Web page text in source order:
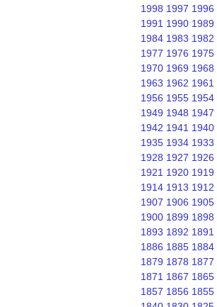
1998 1997 1996
1991 1990 1989
1984 1983 1982
1977 1976 1975
1970 1969 1968
1963 1962 1961
1956 1955 1954
1949 1948 1947
1942 1941 1940
1935 1934 1933
1928 1927 1926
1921 1920 1919
1914 1913 1912
1907 1906 1905
1900 1899 1898
1893 1892 1891
1886 1885 1884
1879 1878 1877
1871 1867 1865
1857 1856 1855